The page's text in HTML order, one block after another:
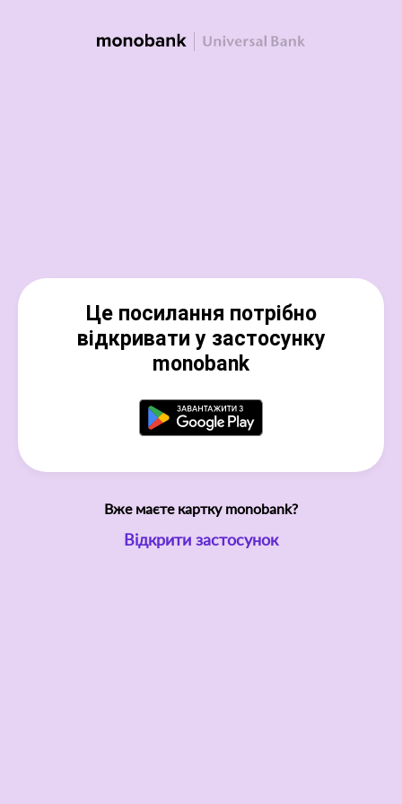
Це посилання потрібно
відкривати у застосунку
monobank
Вже маєте картку monobank?
Відкрити застосунок